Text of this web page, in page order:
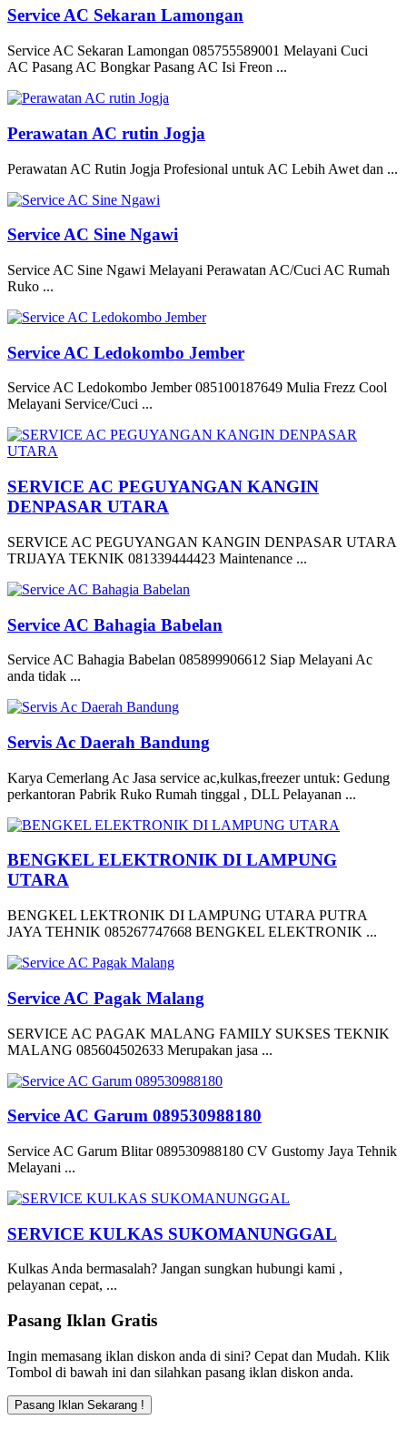
Service AC Sekaran Lamongan
Service AC Sekaran Lamongan 085755589001 Melayani Cuci
AC Pasang AC Bongkar Pasang AC Isi Freon ...
Perawatan AC rutin Jogja
Perawatan AC Rutin Jogja Profesional untuk AC Lebih Awet dan ...
Service AC Sine Ngawi
Service AC Sine Ngawi Melayani Perawatan AC/Cuci AC Rumah
Ruko ...
Service AC Ledokombo Jember
Service AC Ledokombo Jember 085100187649 Mulia Frezz Cool
Melayani Service/Cuci ...
SERVICE AC PEGUYANGAN KANGIN
DENPASAR UTARA
SERVICE AC PEGUYANGAN KANGIN DENPASAR UTARA
TRIJAYA TEKNIK 081339444423 Maintenance ...
Service AC Bahagia Babelan
Service AC Bahagia Babelan 085899906612 Siap Melayani Ac
anda tidak ...
Servis Ac Daerah Bandung
Karya Cemerlang Ac Jasa service ac,kulkas,freezer untuk: Gedung
perkantoran Pabrik Ruko Rumah tinggal , DLL Pelayanan ...
BENGKEL ELEKTRONIK DI LAMPUNG
UTARA
BENGKEL LEKTRONIK DI LAMPUNG UTARA PUTRA
JAYA TEHNIK 085267747668 BENGKEL ELEKTRONIK ...
Service AC Pagak Malang
SERVICE AC PAGAK MALANG FAMILY SUKSES TEKNIK
MALANG 085604502633 Merupakan jasa ...
Service AC Garum 089530988180
Service AC Garum Blitar 089530988180 CV Gustomy Jaya Tehnik
Melayani ...
SERVICE KULKAS SUKOMANUNGGAL
Kulkas Anda bermasalah? Jangan sungkan hubungi kami ,
pelayanan cepat, ...
Pasang Iklan Gratis
Ingin memasang iklan diskon anda di sini? Cepat dan Mudah. Klik
Tombol di bawah ini dan silahkan pasang iklan diskon anda.